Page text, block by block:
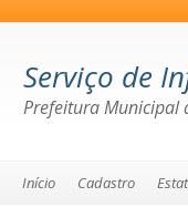
Serviço de
Prefeitura Municipal
Início Cadastro